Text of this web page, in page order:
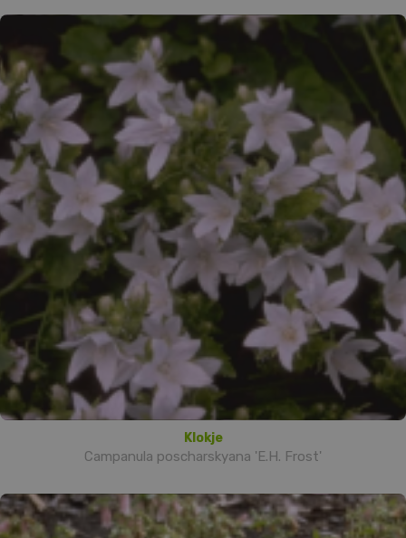
Klokje
Campanula poscharskyana 'E.H. Frost'